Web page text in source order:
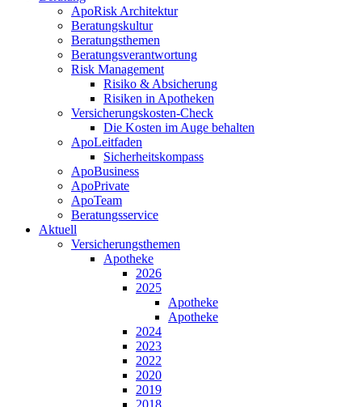
ApoRisk Architektur
Beratungskultur
Beratungsthemen
Beratungsverantwortung
Risk Management
Risiko & Absicherung
Risiken in Apotheken
Versicherungskosten-Check
Die Kosten im Auge behalten
ApoLeitfaden
Sicherheitskompass
ApoBusiness
ApoPrivate
ApoTeam
Beratungsservice
Aktuell
Versicherungsthemen
Apotheke
2026
2025
Apotheke
Apotheke
2024
2023
2022
2020
2019
2018